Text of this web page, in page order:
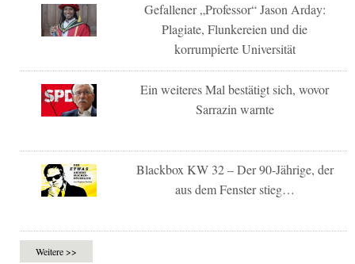
Gefallener „Professor“ Jason Arday:
Plagiate, Flunkereien und die
korrumpierte Universität
Ein weiteres Mal bestätigt sich, wovor
Sarrazin warnte
Blackbox KW 32 – Der 90-Jährige, der
aus dem Fenster stieg…
Weitere >>